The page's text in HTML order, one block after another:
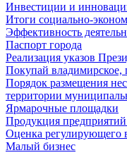
Инвестиции и
Итоги социально-
Эффективность
Паспорт города
Реализация указов
Покупай владимирское,
Порядок размещения
территории
Ярмарочные площадки
Продукция
Оценка регулирующего
Малый бизнес